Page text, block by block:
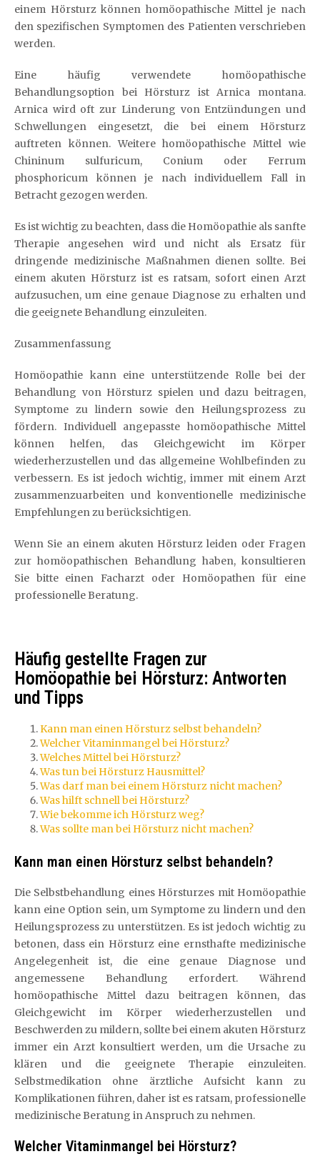
einem Hörsturz können homöopathische Mittel je nach
den spezifischen Symptomen des Patienten verschrieben
werden.
Eine häufig verwendete homöopathische
Behandlungsoption bei Hörsturz ist Arnica montana.
Arnica wird oft zur Linderung von Entzündungen und
Schwellungen eingesetzt, die bei einem Hörsturz
auftreten können. Weitere homöopathische Mittel wie
Chininum sulfuricum, Conium oder Ferrum
phosphoricum können je nach individuellem Fall in
Betracht gezogen werden.
Es ist wichtig zu beachten, dass die Homöopathie als sanfte
Therapie angesehen wird und nicht als Ersatz für
dringende medizinische Maßnahmen dienen sollte. Bei
einem akuten Hörsturz ist es ratsam, sofort einen Arzt
aufzusuchen, um eine genaue Diagnose zu erhalten und
die geeignete Behandlung einzuleiten.
Zusammenfassung
Homöopathie kann eine unterstützende Rolle bei der
Behandlung von Hörsturz spielen und dazu beitragen,
Symptome zu lindern sowie den Heilungsprozess zu
fördern. Individuell angepasste homöopathische Mittel
können helfen, das Gleichgewicht im Körper
wiederherzustellen und das allgemeine Wohlbefinden zu
verbessern. Es ist jedoch wichtig, immer mit einem Arzt
zusammenzuarbeiten und konventionelle medizinische
Empfehlungen zu berücksichtigen.
Wenn Sie an einem akuten Hörsturz leiden oder Fragen
zur homöopathischen Behandlung haben, konsultieren
Sie bitte einen Facharzt oder Homöopathen für eine
professionelle Beratung.
Häufig gestellte Fragen zur
Homöopathie bei Hörsturz: Antworten
und Tipps
Kann man einen Hörsturz selbst behandeln?
Welcher Vitaminmangel bei Hörsturz?
Welches Mittel bei Hörsturz?
Was tun bei Hörsturz Hausmittel?
Was darf man bei einem Hörsturz nicht machen?
Was hilft schnell bei Hörsturz?
Wie bekomme ich Hörsturz weg?
Was sollte man bei Hörsturz nicht machen?
Kann man einen Hörsturz selbst behandeln?
Die Selbstbehandlung eines Hörsturzes mit Homöopathie
kann eine Option sein, um Symptome zu lindern und den
Heilungsprozess zu unterstützen. Es ist jedoch wichtig zu
betonen, dass ein Hörsturz eine ernsthafte medizinische
Angelegenheit ist, die eine genaue Diagnose und
angemessene Behandlung erfordert. Während
homöopathische Mittel dazu beitragen können, das
Gleichgewicht im Körper wiederherzustellen und
Beschwerden zu mildern, sollte bei einem akuten Hörsturz
immer ein Arzt konsultiert werden, um die Ursache zu
klären und die geeignete Therapie einzuleiten.
Selbstmedikation ohne ärztliche Aufsicht kann zu
Komplikationen führen, daher ist es ratsam, professionelle
medizinische Beratung in Anspruch zu nehmen.
Welcher Vitaminmangel bei Hörsturz?